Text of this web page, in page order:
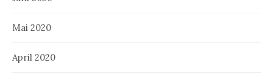
Mai 2020
April 2020